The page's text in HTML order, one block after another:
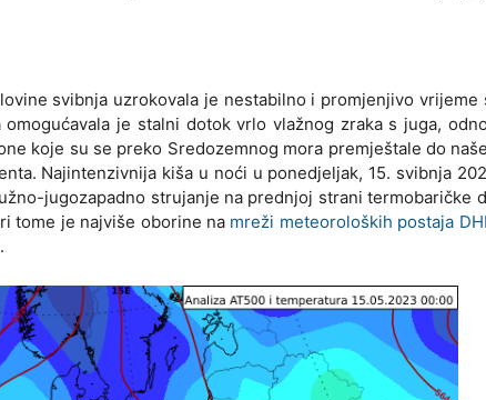
svibnja uzrokovala je nestabilno i promjenjivo vrijeme
je stalni dotok vrlo vlažnog zraka s juga,
koje su se preko Sredozemnog mora premještale do
Najintenzivnija kiša u noći u ponedjeljak, 15. svibnja
jugozapadno strujanje na prednjoj strani termobaričke
tome je najviše oborine na mreži meteoroloških postaja